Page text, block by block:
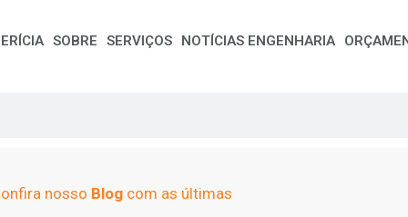
SOBRE SERVIÇOS NOTÍCIAS ENGENHARIA
nosso Blogcom as últimas